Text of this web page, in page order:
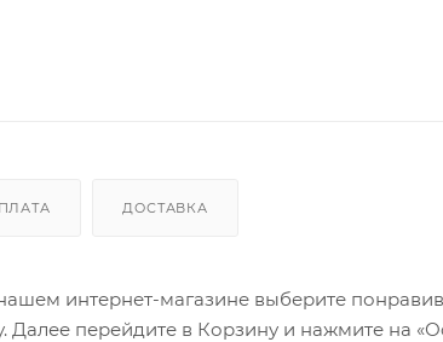
ДОСТАВКА
интернет-магазине выберите
Далее перейдите в Корзину и нажмите на